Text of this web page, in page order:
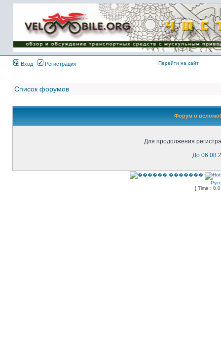
Имя пользователя:
Пароль:
{ LOG_ME_IN_SHORT
}
Вход
Регистрация Перейти на сайт
Список форумов
Форум о
Для продолжения
До
[ Time :